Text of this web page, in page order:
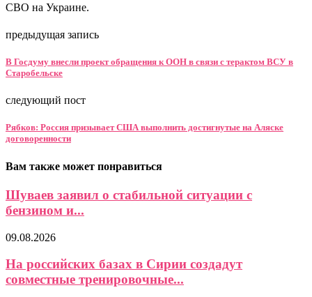
СВО на Украине.
предыдущая запись
В Госдуму внесли проект обращения к ООН в связи с терактом ВСУ в
Старобельске
следующий пост
Рябков: Россия призывает США выполнить достигнутые на Аляске
договоренности
Вам также может понравиться
Шуваев заявил о стабильной ситуации с
бензином и...
09.08.2026
На российских базах в Сирии создадут
совместные тренировочные...